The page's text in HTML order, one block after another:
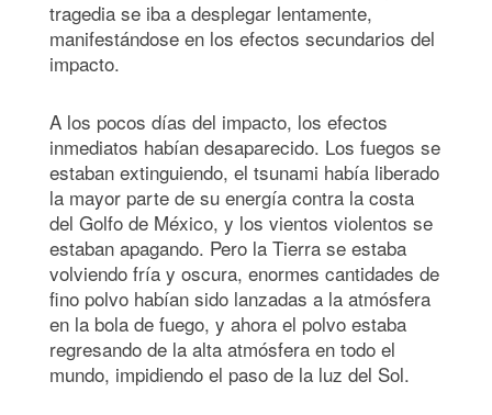
tragedia se iba a desplegar lentamente,
manifestándose en los efectos secundarios del
impacto.
A los pocos días del impacto, los efectos
inmediatos habían desaparecido. Los fuegos se
estaban extinguiendo, el tsunami había liberado
la mayor parte de su energía contra la costa
del Golfo de México, y los vientos violentos se
estaban apagando. Pero la Tierra se estaba
volviendo fría y oscura, enormes cantidades de
fino polvo habían sido lanzadas a la atmósfera
en la bola de fuego, y ahora el polvo estaba
regresando de la alta atmósfera en todo el
mundo, impidiendo el paso de la luz del Sol.